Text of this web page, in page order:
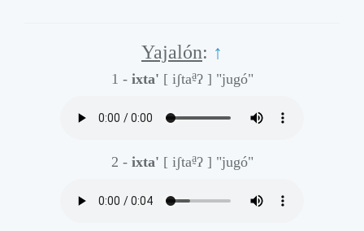
Yajalón: ↑
1 - ixta' [ iʃtaa̰ʔ ] "jugó"
2 - ixta' [ iʃtaa̰ʔ ] "jugó"